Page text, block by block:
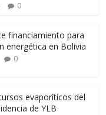
0
financiamiento para
energética en Bolivia
0
evaporíticos del
de YLB